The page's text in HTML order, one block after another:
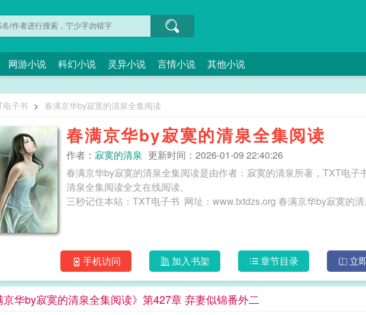
网游小说 科幻小说 灵异小说 言情小说 其他小说
电子书 > 春满京华by寂寞的清泉全集阅读
春满京华by寂寞的清泉全集阅读
作者： 寂寞的清泉 更新时间：2026-01-09 22:40:26
春满京华by寂寞的清泉全集阅读是由作者：寂寞的清泉所著，TXT电子
清泉全集阅读全文在线阅读。
三秒记住本站：TXT电子书 网址：www.txtdzs.org
手机访问 加入书架 章节目录 立
京华by寂寞的清泉全集阅读》第427章 弃妻似锦番外二